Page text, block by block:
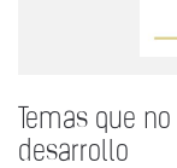
Temas que
desarrollo